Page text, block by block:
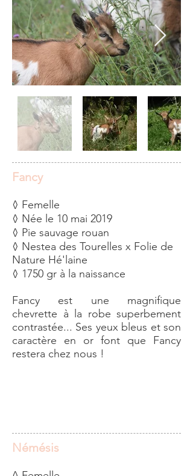
Fancy
◊ Femelle
◊ Née le 10 mai 2019
◊ Pie sauvage rouan
◊ Nestea des Tourelles x Folie de
Nature Hé'laine
◊ 1750 gr à la naissance
Fancy est une magnifique
chevrette à la robe superbement
contrastée... Ses yeux bleus et son
caractère en or font que Fancy
restera chez nous !
Némésis